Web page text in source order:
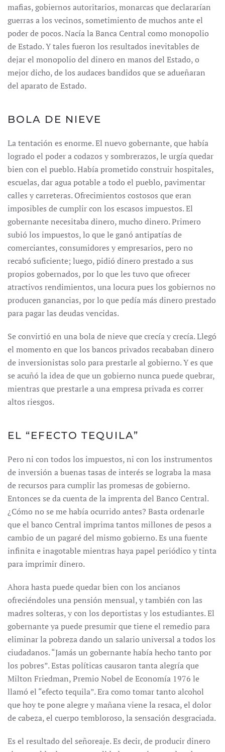
mafias, gobiernos autoritarios, monarcas que declararían
guerras a los vecinos, sometimiento de muchos ante el
poder de pocos. Nacía la Banca Central como monopolio
de Estado. Y tales fueron los resultados inevitables de
dejar el monopolio del dinero en manos del Estado, o
mejor dicho, de los audaces bandidos que se adueñaran
del aparato de Estado.
BOLA DE NIEVE
La tentación es enorme. El nuevo gobernante, que había
logrado el poder a codazos y sombrerazos, le urgía quedar
bien con el pueblo. Había prometido construir hospitales,
escuelas, dar agua potable a todo el pueblo, pavimentar
calles y carreteras. Ofrecimientos costosos que eran
imposibles de cumplir con los escasos impuestos. El
gobernante necesitaba dinero, mucho dinero. Primero
subió los impuestos, lo que le ganó antipatías de
comerciantes, consumidores y empresarios, pero no
recabó suficiente; luego, pidió dinero prestado a sus
propios gobernados, por lo que les tuvo que ofrecer
atractivos rendimientos, una locura pues los gobiernos no
producen ganancias, por lo que pedía más dinero prestado
para pagar las deudas vencidas.
Se convirtió en una bola de nieve que crecía y crecía. Llegó
el momento en que los bancos privados recababan dinero
de inversionistas solo para prestarle al gobierno. Y es que
se acuñó la idea de que un gobierno nunca puede quebrar,
mientras que prestarle a una empresa privada es correr
altos riesgos.
EL “EFECTO TEQUILA”
Pero ni con todos los impuestos, ni con los instrumentos
de inversión a buenas tasas de interés se lograba la masa
de recursos para cumplir las promesas de gobierno.
Entonces se da cuenta de la imprenta del Banco Central.
¿Cómo no se me había ocurrido antes? Basta ordenarle
que el banco Central imprima tantos millones de pesos a
cambio de un pagaré del mismo gobierno. Es una fuente
infinita e inagotable mientras haya papel periódico y tinta
para imprimir dinero.
Ahora hasta puede quedar bien con los ancianos
ofreciéndoles una pensión mensual, y también con las
madres solteras, y con los deportistas y los estudiantes. El
gobernante ya puede presumir que tiene el remedio para
eliminar la pobreza dando un salario universal a todos los
ciudadanos. “Jamás un gobernante había hecho tanto por
los pobres”. Estas políticas causaron tanta alegría que
Milton Friedman, Premio Nobel de Economía 1976 le
llamó el “efecto tequila”. Era como tomar tanto alcohol
que hoy te pone alegre y mañana viene la resaca, el dolor
de cabeza, el cuerpo tembloroso, la sensación desgraciada.
Es el resultado del señoreaje. Es decir, de producir dinero